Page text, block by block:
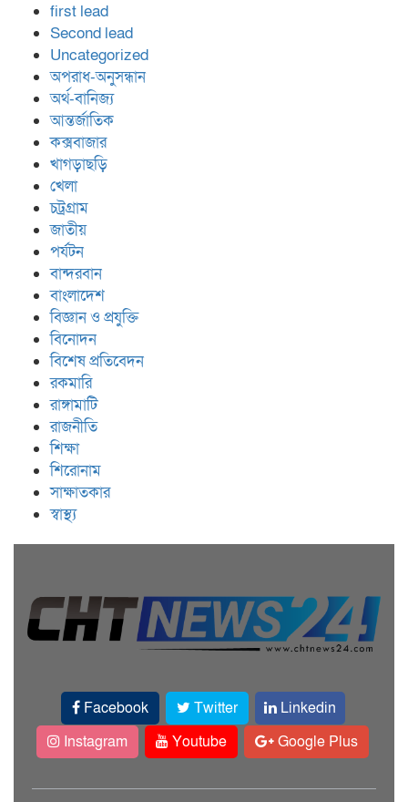
first lead
Second lead
Uncategorized
অপরাধ-অনুসন্ধান
অর্থ-বানিজ্য
আন্তর্জাতিক
কক্সবাজার
খাগড়াছড়ি
খেলা
চট্রগ্রাম
জাতীয়
পর্যটন
বান্দরবান
বাংলাদেশ
বিজ্ঞান ও প্রযুক্তি
বিনোদন
বিশেষ প্রতিবেদন
রকমারি
রাঙ্গামাটি
রাজনীতি
শিক্ষা
শিরোনাম
সাক্ষাতকার
স্বাস্থ্য
Facebook Twitter
Linkedin
Instagram
Youtube Google Plus